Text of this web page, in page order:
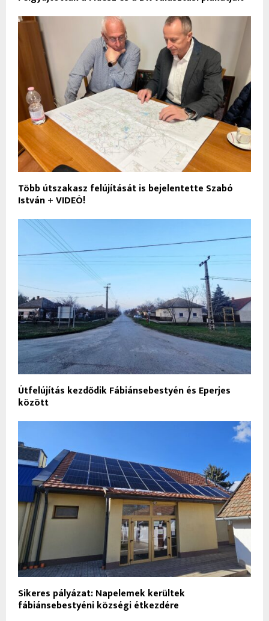
Több útszakasz felújítását is bejelentette Szabó
István + VIDEÓ!
Útfelújítás kezdődik Fábiánsebestyén és Eperjes
között
Sikeres pályázat: Napelemek kerültek
fábiánsebestyéni községi étkezdére